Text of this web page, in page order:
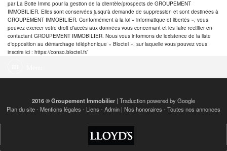
par La Boite Immo pour la gestion de la clientèle/prospects de GROUPEMENT
IMMOBILIER. Elles sont conservées jusqu'à demande de suppression et sont destinées à
GROUPEMENT IMMOBILIER. Conformément à la loi « informatique et libertés », vous
pouvez exercer votre droit d'accès aux données vous concernant et les faire rectifier en
contactant GROUPEMENT IMMOBILIER. Nous vous informons de lexistence de la liste
d'opposition au démarchage téléphonique « Bloctel », sur laquelle vous pouvez vous
inscrire ici : https://conso.bloctel.fr/
2016 © Groupement Immobilier | Traduction powered by Google
Plan du site- Mentions légales - Liens - Admin | Nos honoraires - Toutes nos annonces